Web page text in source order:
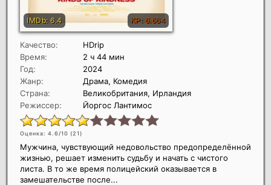
Качество:
HDrip
Время:
2 ч 44 мин
Год:
2024
Жанр:
Драма, Комедия
Страна:
Великобритания, Ирландия
Режиссер:
Йоргос Лантимос
Оценка: 4.6/10 (21)
Мужчина, чувствующий недовольство предопределённой
жизнью, решает изменить судьбу и начать с чистого
листа. В то же время полицейский оказывается в
замешательстве после...